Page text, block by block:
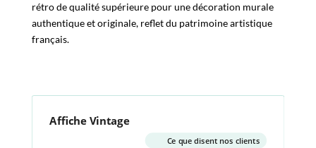
rétro de qualité supérieure pour une décoration murale
authentique et originale, reflet du patrimoine artistique
français.
Affiche Vintage
Ce que disent nos clients